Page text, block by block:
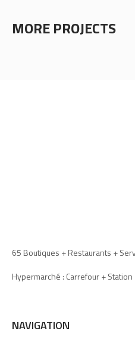
MORE PROJECTS
65 Boutiques + Restaurants +
Hypermarché : Carrefour +
NAVIGATION